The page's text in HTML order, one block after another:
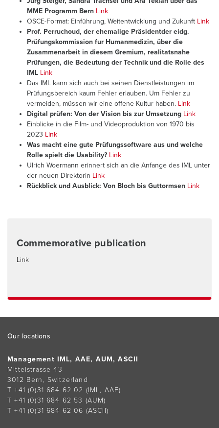
MME Programm Bern Link
OSCE-Format: Einführung, Weitentwicklung und Zukunft Link
Prof. Perruchoud, der ehemalige Präsidentder eidg.
Prüfungskommission fur Humanmedizin, über die
Zusammenarbeit in diesem Gremium, realitatsnahe
Prüfungen, die Bedeutung der Technik und die Rolle des
IML Link
Das IML kann sich auch bei seinen Dienstleistungen im
Prüfungsbereich kaum Fehler erlauben. Um Fehler zu
vermeiden, müssen wir eine offene Kultur haben. Link
Digital prüfen: Von der Vision bis zur Umsetzung Link
Einblicke in die Film- und Videoproduktion von 1970 bis
2023 Link
Was macht eine gute Prüfungssoftware aus und welche
Rolle spielt die Usability? Link
Ulrich Woermann erinnert sich an die Anfange des IML unter
der neuen Direktorin Link
Rückblick und Ausblick: Von Bloch bis Guttormsen Link
Commemorative publication
Link
Footer
Our locations
Management IML, AAE, AUM, ASCII
Mittelstrasse 43
3012 Bern, Switzerland
T +41 (0)31 684 62 02 (IML, AAE)
T +41 (0)31 684 62 53 (AUM)
T +41 (0)31 684 62 06 (ASCII)